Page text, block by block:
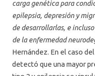
carga genética para
epilepsia, depresión y
de desarrollarlas, e
de la enfermedad
Hernández. En el caso
detectó que una mayor